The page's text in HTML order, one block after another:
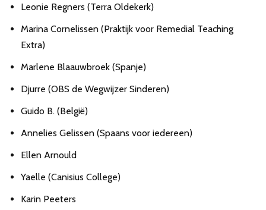
Leonie Regners (Terra Oldekerk)
Marina Cornelissen (Praktijk voor Remedial Teaching
Extra)
Marlene Blaauwbroek (Spanje)
Djurre (OBS de Wegwijzer Sinderen)
Guido B. (België)
Annelies Gelissen (Spaans voor iedereen)
Ellen Arnould
Yaelle (Canisius College)
Karin Peeters